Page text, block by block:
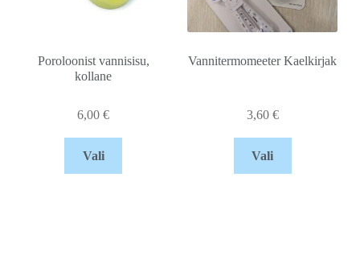
Poroloonist vannisisu,
kollane
6,00€
Vali
Vannitermomeeter Kaelkirjak
3,60 €
Vali